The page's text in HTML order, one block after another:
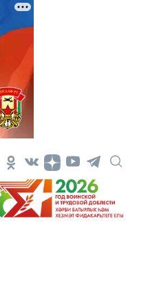
Госавтоинспекции